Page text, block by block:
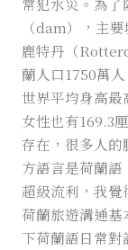
（dam），主
鹿特丹（
蘭人口1750萬
世界平均身高最
女性也有169.3
存在，很多人的
方語言是荷蘭
超級流利，我
荷蘭旅遊溝通
下荷蘭語日常